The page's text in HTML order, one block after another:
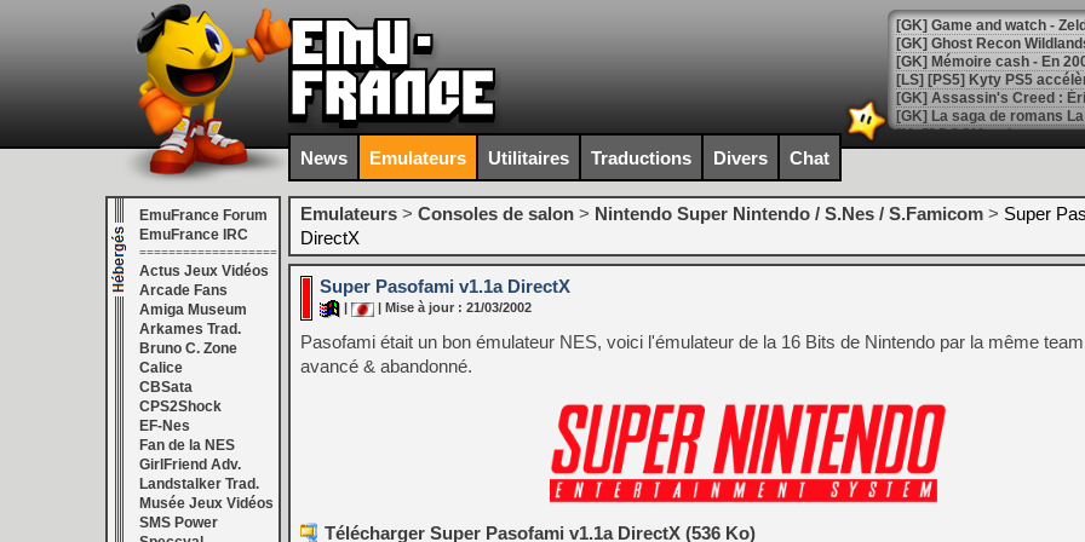
[Mo5] DOOM arrive en
[GK] Bethesda fête les 30
[GK] Roblox : l'action en
[GK] Agenda - GeForce
[GK] Devolver Digital en a
[LS] [PS5] ps5-y2jb-
[GK] Pourquoi Marvel
[GK] Test : Restory : Chill
[GK] GTA 6 : Rockstar
[GK] Hot Wheels Infinite
[GK] Mémoire cash -
[GK] Résultats Nintendo :
[GK] Déjà des
[Mo5] Brickboy cherche à
[GK] Minecraft et ses «
News Emulateurs Utilitaires Traductions Divers Chat
EmuFrance Forum
EmuFrance IRC
===================
Actus Jeux Vidéos
Arcade Fans
Amiga Museum
Arkames Trad.
Bruno C. Zone
Calice
CBSata
CPS2Shock
EF-Nes
Fan de la NES
GirlFriend Adv.
Landstalker Trad.
Musée Jeux Vidéos
SMS Power
Emulateurs > Consoles de salon > Nintendo Super Nintendo / S.Nes / S.Famicom > Super
DirectX
Super Pasofami v1.1a DirectX
| Mise à jour : 21/03/2002
Pasofami était un bon émulateur NES, voici l'émulateur de la 16 Bits de Nintendo par la même
avancé & abandonné.
Télécharger Super Pasofami v1.1a DirectX (536 Ko)